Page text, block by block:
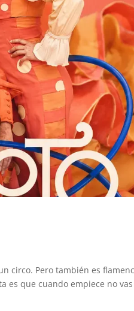
circo. Pero también es
es que cuando empiece no vas